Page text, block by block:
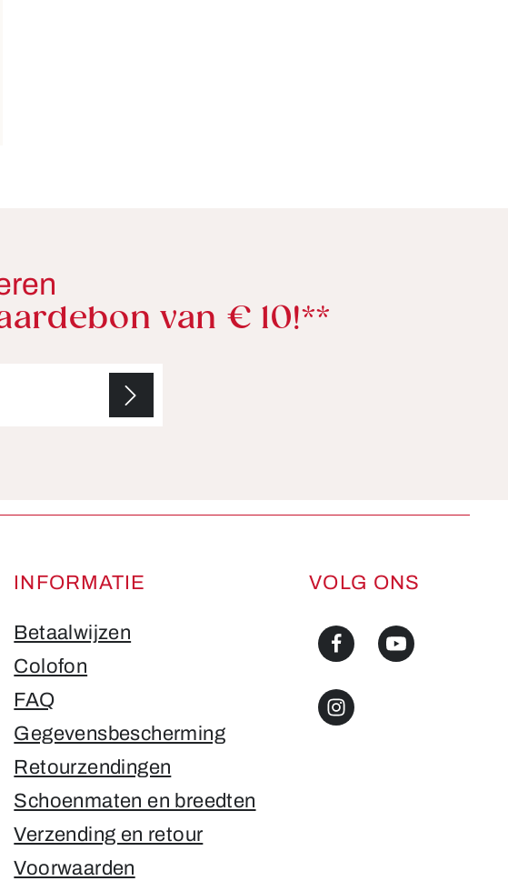
van € 10!**
INFORMATIE
Betaalwijzen
Colofon
FAQ
Gegevensbescherming
Retourzendingen
Schoenmaten en breedten
Verzending en retour
Voorwaarden
VOLG ONS